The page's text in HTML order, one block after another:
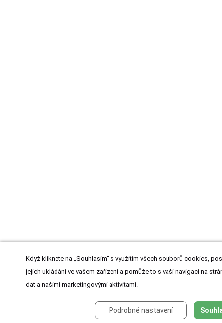
Když kliknete na „Souhlasím“ s využitím všech souborů cookies,
jejich ukládání ve vašem zařízení a pomůže to s vaší navigací na
dat a našimi marketingovými aktivitami.
Podrobné nastavení